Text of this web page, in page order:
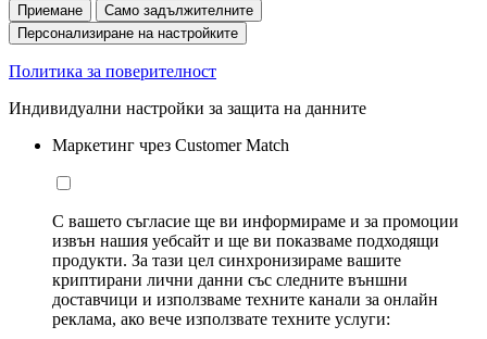
Приемане
Само задължителните
Персонализиране на настройките
Политика за поверителност
Индивидуални настройки за защита на данните
Маркетинг чрез Customer Match
С вашето съгласие ще ви информираме и за промоции
извън нашия уебсайт и ще ви показваме подходящи
продукти. За тази цел синхронизираме вашите
криптирани лични данни със следните външни
доставчици и използваме техните канали за онлайн
реклама, ако вече използвате техните услуги: